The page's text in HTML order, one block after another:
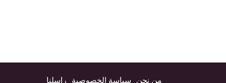
من نحن سياسة الخصوصية راسلنا